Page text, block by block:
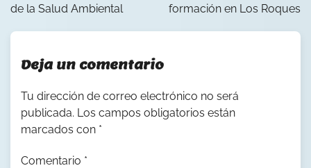
entradas
de la Salud Ambiental
formación en Los Roques
Deja un comentario
Tu dirección de correo electrónico no será
publicada. Los campos obligatorios están
marcados con *
Comentario *